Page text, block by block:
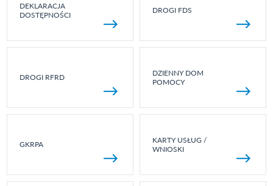
DEKLARACJA
DOSTĘPNOŚCI
DROGI FDS
DROGI RFRD
DZIENNY DOM
POMOCY
GKRPA
KARTY USŁUG /
WNIOSKI